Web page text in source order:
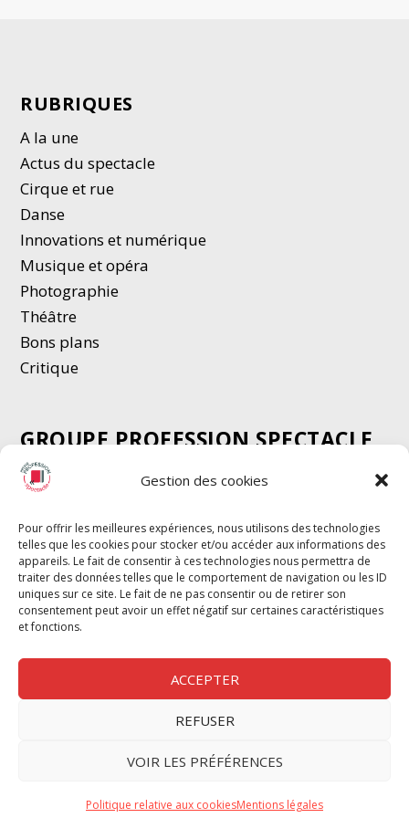
Gestion des cookies
Pour offrir les meilleures expériences, nous utilisons des technologies
telles que les cookies pour stocker et/ou accéder aux informations des
appareils. Le fait de consentir à ces technologies nous permettra de
traiter des données telles que le comportement de navigation ou les ID
uniques sur ce site. Le fait de ne pas consentir ou de retirer son
consentement peut avoir un effet négatif sur certaines caractéristiques
et fonctions.
ACCEPTER
REFUSER
VOIR LES PRÉFÉRENCES
Politique relative aux cookiesMentions légales
RUBRIQUES
A la une
Actus du spectacle
Cirque et rue
Danse
Innovations et numérique
Musique et opéra
Photographie
Théâtre
Bons plans
Critique
GROUPE PROFESSION SPECTACLE
Chèque Intermittents
Chèque Compta
Chèque Emploi Spectacle
G-Pods
Profession Audio-visuel
Le Cahier Pro
Suivre Suivre
Nous contacter